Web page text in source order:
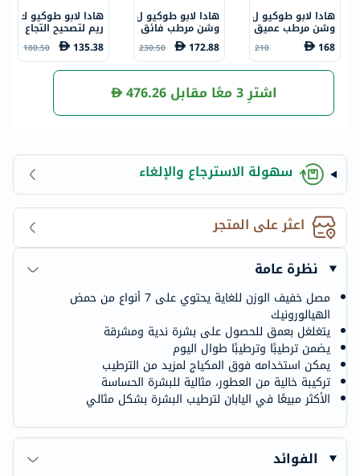
هادا لابو طوكيو ل
وشن مرطب عميق
مكثف150 مل
168
210
هادا لابو طوكيو ل
وشن مرطب فائق
مضاد للشيخوخة 1
50 مل
172.88
230.50
هادا لابو طوكيو ك
ريم لتصحيح التجاع
يد العميقة لمنطق
ة العين والفم 15
مل
135.38
180.50
اشترِ 3 معًا مقابل 476.26
سهولة الاسترجاع والإلغاء
اعثر على المتجر
نظرة عامة
مصل خفيف الوزن للغاية يحتوي على 7 أنواع من حمض
الهيالورونيك
يتغلغل بعمق للحصول على بشرة ندية ومشرقة
يضمن ترطيبًا وترطيبًا طوال اليوم
يمكن استخدامه فوق المكياج لمزيد من الترطيب
تركيبة خالية من العطور، مثالية للبشرة الحساسة
الأكثر مبيعًا في اليابان لترطيب البشرة بشكل مثالي
الفوائد